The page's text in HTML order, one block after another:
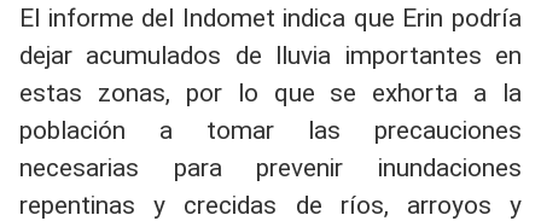
​El informe del Indomet indica que Erin podría
dejar acumulados de lluvia importantes en
estas zonas, por lo que se exhorta a la
población a tomar las precauciones
necesarias para prevenir inundaciones
repentinas y crecidas de ríos, arroyos y